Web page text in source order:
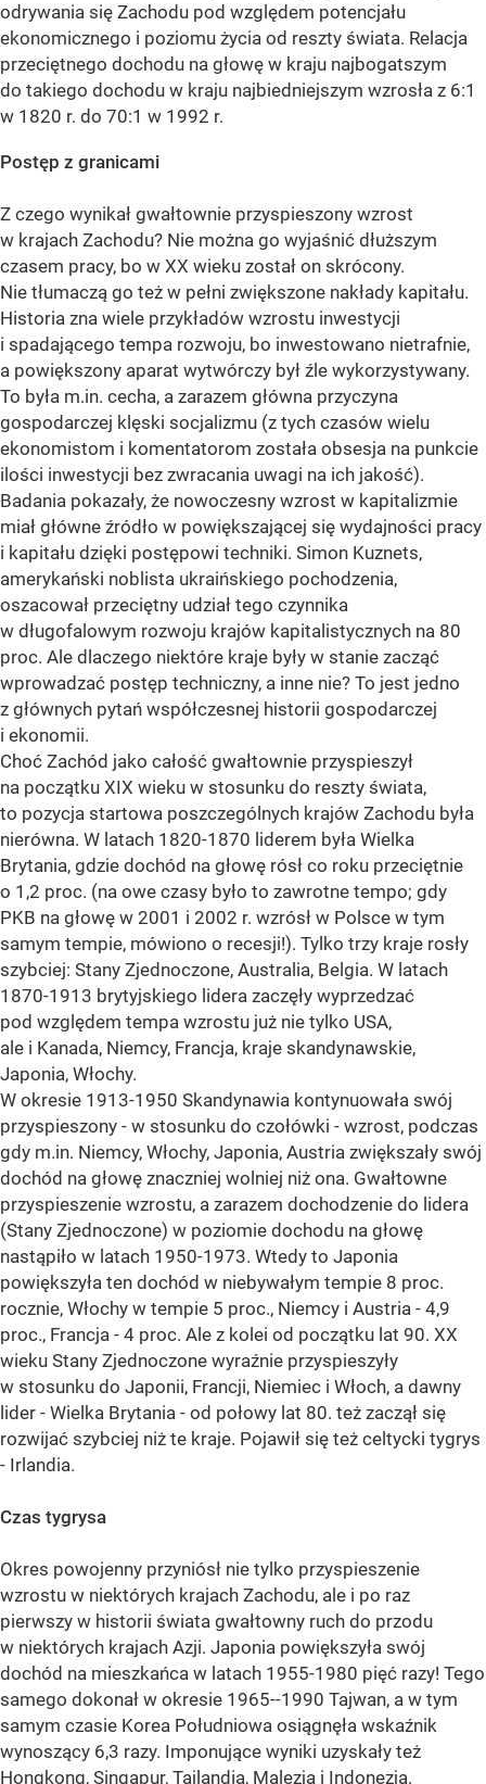
odrywania się Zachodu pod względem potencjału
ekonomicznego i poziomu życia od reszty świata. Relacja
przeciętnego dochodu na głowę w kraju najbogatszym
do takiego dochodu w kraju najbiedniejszym wzrosła z 6:1
w 1820 r. do 70:1 w 1992 r.
Postęp z granicami
Z czego wynikał gwałtownie przyspieszony wzrost
w krajach Zachodu? Nie można go wyjaśnić dłuższym
czasem pracy, bo w XX wieku został on skrócony.
Nie tłumaczą go też w pełni zwiększone nakłady kapitału.
Historia zna wiele przykładów wzrostu inwestycji
i spadającego tempa rozwoju, bo inwestowano nietrafnie,
a powiększony aparat wytwórczy był źle wykorzystywany.
To była m.in. cecha, a zarazem główna przyczyna
gospodarczej klęski socjalizmu (z tych czasów wielu
ekonomistom i komentatorom została obsesja na punkcie
ilości inwestycji bez zwracania uwagi na ich jakość).
Badania pokazały, że nowoczesny wzrost w kapitalizmie
miał główne źródło w powiększającej się wydajności pracy
i kapitału dzięki postępowi techniki. Simon Kuznets,
amerykański noblista ukraińskiego pochodzenia,
oszacował przeciętny udział tego czynnika
w długofalowym rozwoju krajów kapitalistycznych na 80
proc. Ale dlaczego niektóre kraje były w stanie zacząć
wprowadzać postęp techniczny, a inne nie? To jest jedno
z głównych pytań współczesnej historii gospodarczej
i ekonomii.
Choć Zachód jako całość gwałtownie przyspieszył
na początku XIX wieku w stosunku do reszty świata,
to pozycja startowa poszczególnych krajów Zachodu była
nierówna. W latach 1820-1870 liderem była Wielka
Brytania, gdzie dochód na głowę rósł co roku przeciętnie
o 1,2 proc. (na owe czasy było to zawrotne tempo; gdy
PKB na głowę w 2001 i 2002 r. wzrósł w Polsce w tym
samym tempie, mówiono o recesji!). Tylko trzy kraje rosły
szybciej: Stany Zjednoczone, Australia, Belgia. W latach
1870-1913 brytyjskiego lidera zaczęły wyprzedzać
pod względem tempa wzrostu już nie tylko USA,
ale i Kanada, Niemcy, Francja, kraje skandynawskie,
Japonia, Włochy.
W okresie 1913-1950 Skandynawia kontynuowała swój
przyspieszony - w stosunku do czołówki - wzrost, podczas
gdy m.in. Niemcy, Włochy, Japonia, Austria zwiększały swój
dochód na głowę znaczniej wolniej niż ona. Gwałtowne
przyspieszenie wzrostu, a zarazem dochodzenie do lidera
(Stany Zjednoczone) w poziomie dochodu na głowę
nastąpiło w latach 1950-1973. Wtedy to Japonia
powiększyła ten dochód w niebywałym tempie 8 proc.
rocznie, Włochy w tempie 5 proc., Niemcy i Austria - 4,9
proc., Francja - 4 proc. Ale z kolei od początku lat 90. XX
wieku Stany Zjednoczone wyraźnie przyspieszyły
w stosunku do Japonii, Francji, Niemiec i Włoch, a dawny
lider - Wielka Brytania - od połowy lat 80. też zaczął się
rozwijać szybciej niż te kraje. Pojawił się też celtycki tygrys
- Irlandia.
Czas tygrysa
Okres powojenny przyniósł nie tylko przyspieszenie
wzrostu w niektórych krajach Zachodu, ale i po raz
pierwszy w historii świata gwałtowny ruch do przodu
w niektórych krajach Azji. Japonia powiększyła swój
dochód na mieszkańca w latach 1955-1980 pięć razy! Tego
samego dokonał w okresie 1965--1990 Tajwan, a w tym
samym czasie Korea Południowa osiągnęła wskaźnik
wynoszący 6,3 razy. Imponujące wyniki uzyskały też
Hongkong, Singapur, Tajlandia, Malezja i Indonezja.